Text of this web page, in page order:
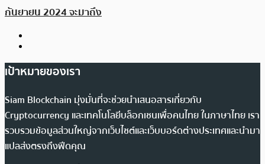
กันยายน 2024 จะมาถึง
เป้าหมายของเรา
Siam Blockchain มุ่งมั่นที่จะช่วยนำเสนอสารเกี่ยวกับ
Cryptocurrency และเทคโนโลยีบล็อกเชนเพื่อคนไทย ในภาษาไทย เรา
รวบรวมข้อมูลส่วนใหญ่จากเว็บไซต์และเว็บบอร์ดต่างประเทศและนำมา
แปลส่งตรงถึงฟีดคุณ